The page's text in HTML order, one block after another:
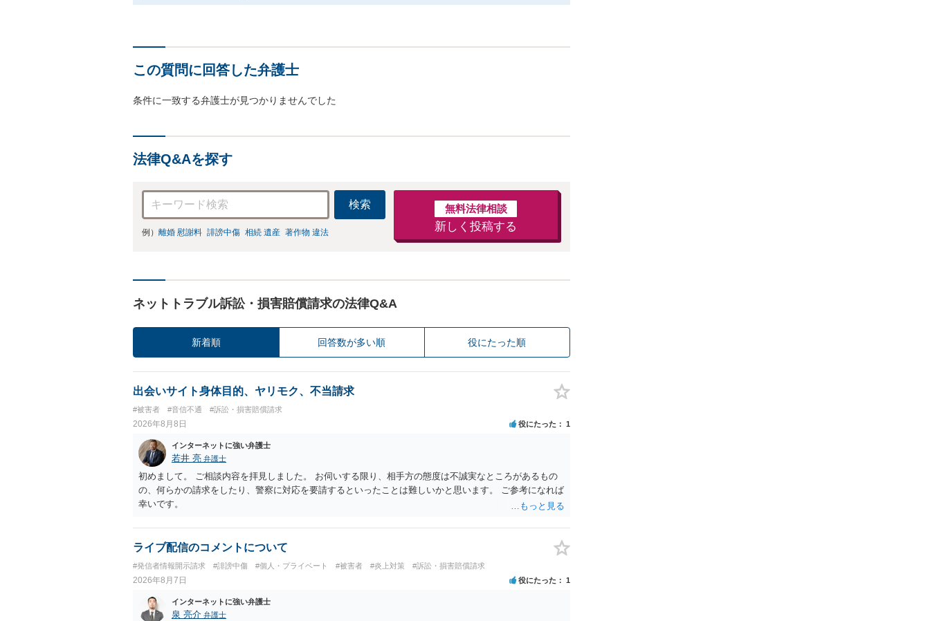
この質問に回答した弁護士
条件に一致する弁護士が見つかりませんでした
法律Q&Aを探す
検索
例） 離婚 慰謝料 誹謗中傷 相続 遺産 著作物 違法
無料法律相談
新しく投稿する
ネットトラブル訴訟・損害賠償請求の法律Q&A
新着順 回答数が多い順 役にたった順
出会いサイト身体目的、ヤリモク、不当請求
#被害者 #音信不通 #訴訟・損害賠償請求
2026年8月8日 役にたった 1
インターネットに強い弁護士
若井 亮 弁護士
初めまして。 ご相談内容を拝見しました。 お伺いする限り、相手方の態度は不誠実なところがあるもの
の、何らかの請求をしたり、警察に対応を要請するといったことは難しいかと思います。 ご参考になれば
幸いです。
ライブ配信のコメントについて
#発信者情報開示請求 #誹謗中傷 #個人・プライベート #被害者 #炎上対策 #訴訟・損害賠償請求
2026年8月7日 役にたった 1
インターネットに強い弁護士
泉 亮介 弁護士